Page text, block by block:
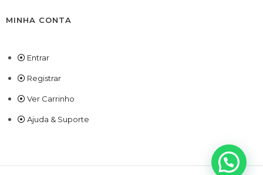
MINHA CONTA
Entrar
Registrar
Ver Carrinho
Ajuda & Suporte